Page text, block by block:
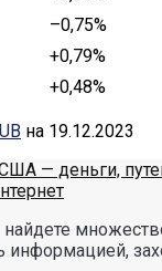
–0,75%
+0,79%
+0,48%
на 19.12.2023
найдете
информацией,